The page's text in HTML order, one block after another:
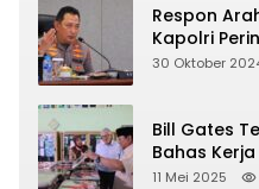
Respon
Kapolri
Tegas
30 Oktober
Bill Gates
Bahas
Program
11 Mei 2025